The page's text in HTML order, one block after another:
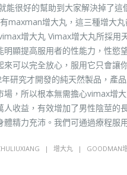
能很好的幫助到大家解決掉了
maxman增大丸，這三種增大
增大丸 Vimax增大丸所採
明顯提高服用者的性能力，性慾
來可以完全放心，服用它只會
研究才開發的純天然製品，產
場，所以根本無需擔心vimax增
人收益，有效增加了男性陰莖的
體精力充沛。我們可通過療程服
增大丸 GOODMAN